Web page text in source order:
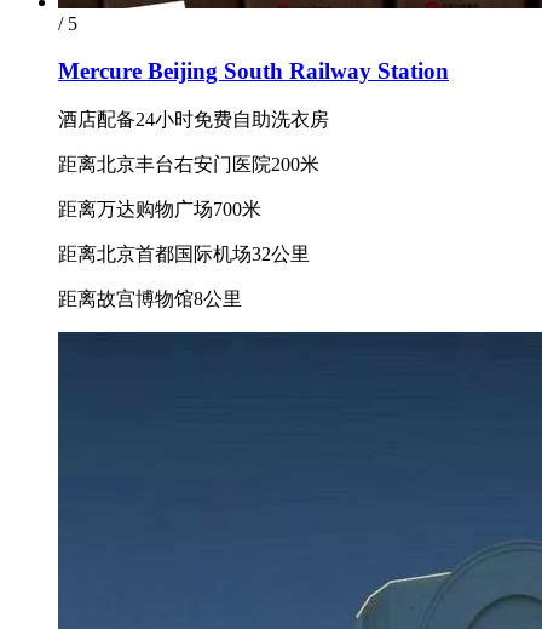
/ 5
Mercure Beijing South Railway Station
酒店配备24小时免费自助洗衣房
距离北京丰台右安门医院200米
距离万达购物广场700米
距离北京首都国际机场32公里
距离故宫博物馆8公里